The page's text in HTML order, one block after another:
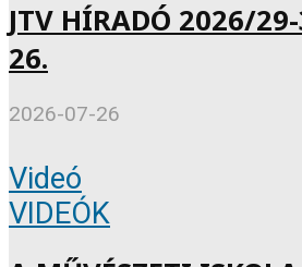
JTV HÍRADÓ 2026/
26.
2026-07-26
Videó
VIDEÓK